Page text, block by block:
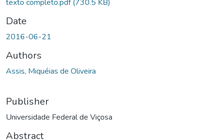
texto completo.pdf(730.5 KB)
Date
2016-06-21
Authors
Assis, Miquéias de Oliveira
Publisher
Universidade Federal de Viçosa
Abstract